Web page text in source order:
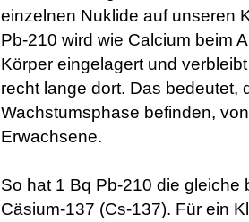
einzelnen Nuklide auf unseren
Pb-210 wird wie Calcium beim
Körper eingelagert und
recht lange dort. Das bedeutet,
Wachstumsphase befinden,
Erwachsene.
So hat 1 Bq Pb-210 die
Cäsium-137 (Cs-137). Für ein